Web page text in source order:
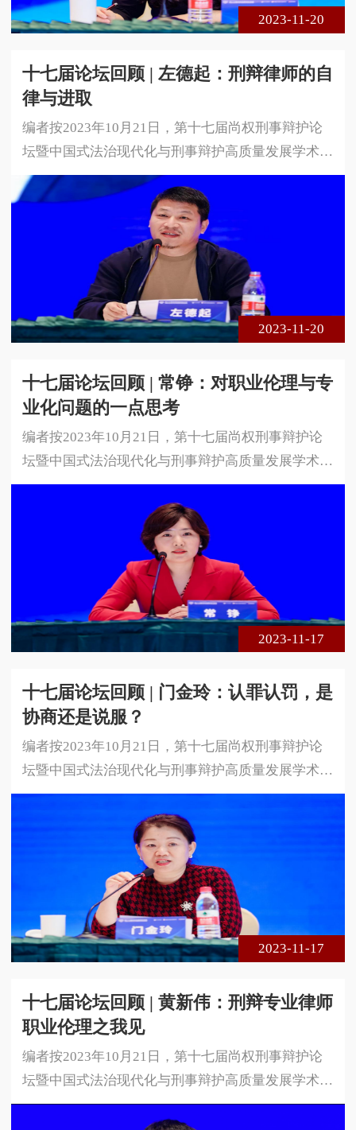
次。以下是北京尚权（西宁）律师事
2023-11-20
十七届论坛回顾 | 左德起：刑辩律师的自
律与进取
编者按2023年10月21日，第十七届尚权刑事辩护论
坛暨中国式法治现代化与刑事辩护高质量发展学术研
讨会在安徽省合肥市成功举办。本届论坛由安徽大学
法学院、中国政法大学国家法律援助研究院与北京尚
权律师事务所联合主办。论坛的主题是中国式法治现
代化与刑事辩护高质量发展。本届论坛采用线下、线
上相结合的方式进行，共300余名专家学者、法律实
务界人士莅临现场参会，在线实时收看达1 5万余人
次。以下是深圳大学法学院教授左德
2023-11-20
十七届论坛回顾 | 常铮：对职业伦理与专
业化问题的一点思考
编者按2023年10月21日，第十七届尚权刑事辩护论
坛暨中国式法治现代化与刑事辩护高质量发展学术研
讨会在安徽省合肥市成功举办。本届论坛由安徽大学
法学院、中国政法大学国家法律援助研究院与北京尚
权律师事务所联合主办。论坛的主题是中国式法治现
代化与刑事辩护高质量发展。本届论坛采用线下、线
上相结合的方式进行，共300余名专家学者、法律实
务界人士莅临现场参会，在线实时收看达1 5万余人
次。以下是北京市律师协会刑诉委副
2023-11-17
十七届论坛回顾 | 门金玲：认罪认罚，是
协商还是说服？
编者按2023年10月21日，第十七届尚权刑事辩护论
坛暨中国式法治现代化与刑事辩护高质量发展学术研
讨会在安徽省合肥市成功举办。本届论坛由安徽大学
法学院、中国政法大学国家法律援助研究院与北京尚
权律师事务所联合主办。论坛的主题是中国式法治现
代化与刑事辩护高质量发展。本届论坛采用线下、线
上相结合的方式进行，共300余名专家学者、法律实
务界人士莅临现场参会，在线实时收看达1 5万余人
次。以下是中国社会科学院大学法学
2023-11-17
十七届论坛回顾 | 黄新伟：刑辩专业律师
职业伦理之我见
编者按2023年10月21日，第十七届尚权刑事辩护论
坛暨中国式法治现代化与刑事辩护高质量发展学术研
讨会在安徽省合肥市成功举办。本届论坛由安徽大学